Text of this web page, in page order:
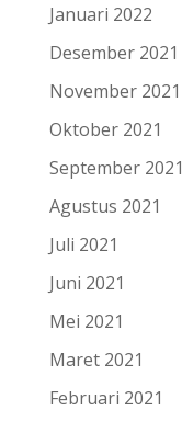
Januari 2022
Desember 2021
November 2021
Oktober 2021
September 2021
Agustus 2021
Juli 2021
Juni 2021
Mei 2021
Maret 2021
Februari 2021